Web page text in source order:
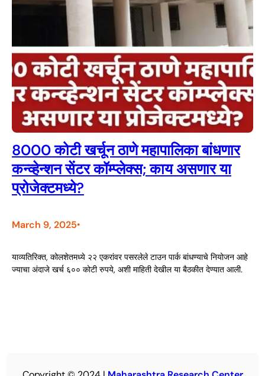
8000 कोटी खर्चून ठाणे महापालिका बांधणार
कन्व्हेन्शन सेंटर कॉम्प्लेक्स; काय असणार या
प्रोजेक्टमध्ये?
March 9, 2025•
याव्यतिरिक्त, कोलशेतमध्ये २२ एकरांवर पसरलेले टाउन पार्क बांधण्याचे नियोजन आहे
ज्याचा अंदाजे खर्च ६०० कोटी रुपये, अशी माहिती देखील या बैठकीत देण्यात आली.